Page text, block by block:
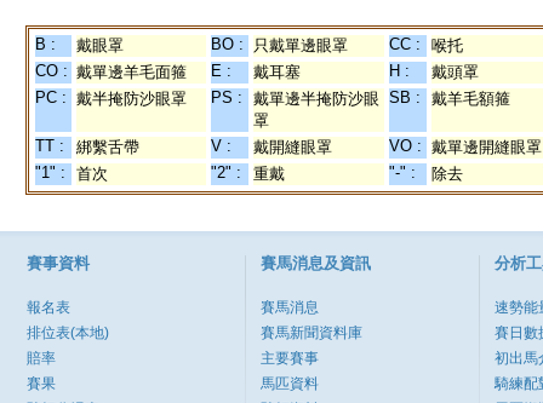
B : 戴眼罩 BO : 只戴單邊眼罩 CC :
喉托
CO : 戴單邊羊毛面箍 E : 戴耳塞 H :
戴頭罩
PC : 戴半掩防沙眼罩 PS :
戴單邊半掩防沙眼
罩
SB : 戴羊毛額箍
TT : 綁繫舌帶 V : 戴開縫眼罩 VO : 戴單邊開縫眼罩
"1" :
首次 "2" : 重戴 "-" : 除去
賽事資料
報名表
排位表(本地)
賠率
賽果
賽馬消息及資訊
賽馬消息
賽馬新聞資料庫
主要賽事
馬匹資料
分析
速勢能
賽日數
初出馬
騎練配